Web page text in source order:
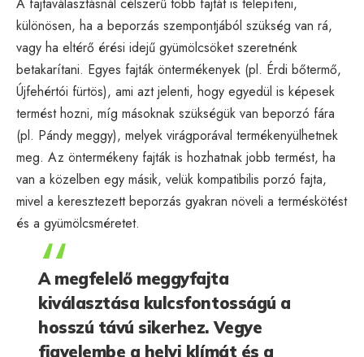
különösen, ha a beporzás szempontjából szükség van rá,
vagy ha eltérő érési idejű gyümölcsöket szeretnénk
betakarítani. Egyes fajták öntermékenyek (pl. Érdi bőtermő,
Újfehértói fürtös), ami azt jelenti, hogy egyedül is képesek
termést hozni, míg másoknak szükségük van beporzó fára
(pl. Pándy meggy), melyek virágporával termékenyülhetnek
meg. Az öntermékeny fajták is hozhatnak jobb termést, ha
van a közelben egy másik, velük kompatibilis porzó fajta,
mivel a keresztezett beporzás gyakran növeli a terméskötést
és a gyümölcsméretet.
A megfelelő meggyfajta
kiválasztása kulcsfontosságú a
hosszú távú sikerhez. Vegye
figyelembe a helyi klímát és a